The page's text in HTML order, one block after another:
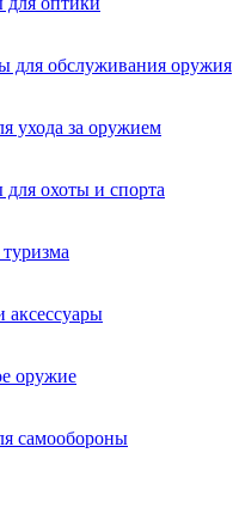
для обслуживания оружия
ухода за оружием
для охоты и спорта
оружие
самообороны